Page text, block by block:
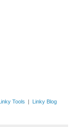
Linky Tools
Linky Blog